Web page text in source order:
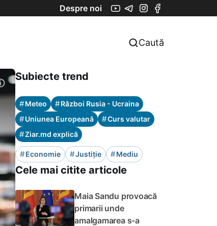
Despre noi
Caută
Subiecte trend
#Meteo #Război Rusia - Ucraina
#Uniunea Europeană #Curs valutar
#Ziar.md explică
#Economie #Justiție #Mediu
Cele mai citite articole
Maia Sandu provoacă
primarii unde
amalgamarea s-a